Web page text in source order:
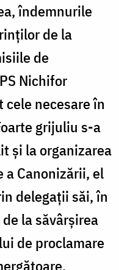
îndemnurile
de la
de
Nichifor
necesare în
grijuliu s-a
și la organizarea
a Canonizării, el
delegații săi, în
la săvârșirea
de proclamare